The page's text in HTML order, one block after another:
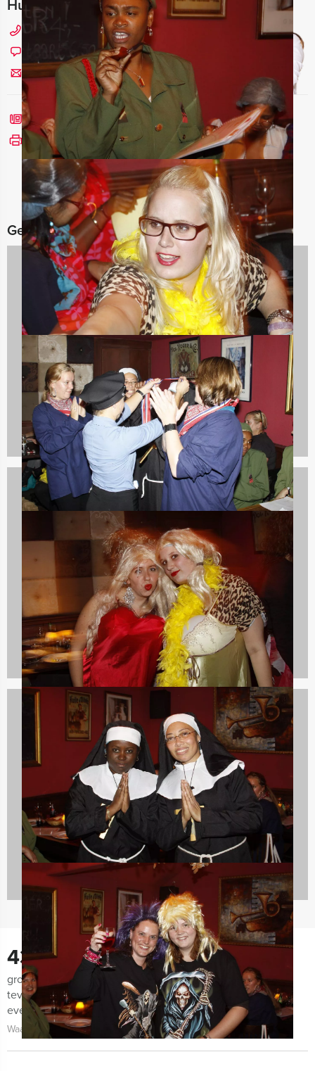
Hulp nodig bij het kiezen?
0229 - 309 000
Chat met Angela
Stuur ons een mailtje
Bel mij terug
Bekijk printbare versie
Gerelateerde categorieën
Spelprogramma's
37 uitjes
Dagarrangementen
28 uitjes
Bedrijfsuitjes
58 uitjes
434
groepen lieten ons de afgelopen maanden weten zeer
tevreden te zijn met de organisatie van het uitje, het
evenement zelf én de begeleiding!
Waarom kiezen voor Hoorn Excursies?